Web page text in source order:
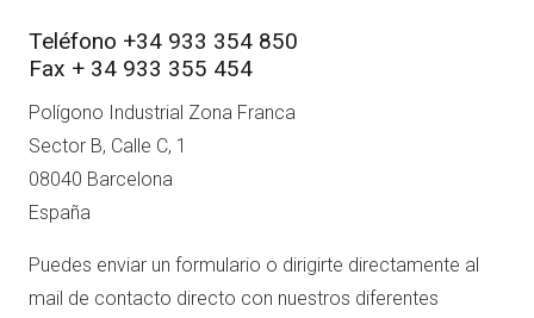
Teléfono +34 933 354 850
Fax + 34 933 355 454
Polígono Industrial Zona Franca
Sector B, Calle C, 1
08040 Barcelona
España
Puedes enviar un formulario o dirigirte directamente al
mail de contacto directo con nuestros diferentes